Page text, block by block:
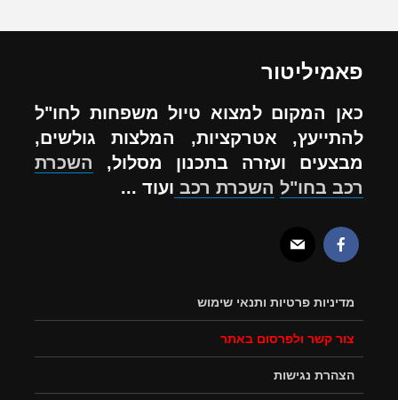
פאמיליטור
כאן המקום למצוא טיול משפחות לחו"ל
להתייעץ, אטרקציות, המלצות גולשים,
מבצעים ועזרה בתכנון מסלול, השכרת
רכב בחו"ל השכרת רכב ועוד ...
מדיניות פרטיות ותנאי שימוש
צור קשר ולפרסום באתר
הצהרת נגישות